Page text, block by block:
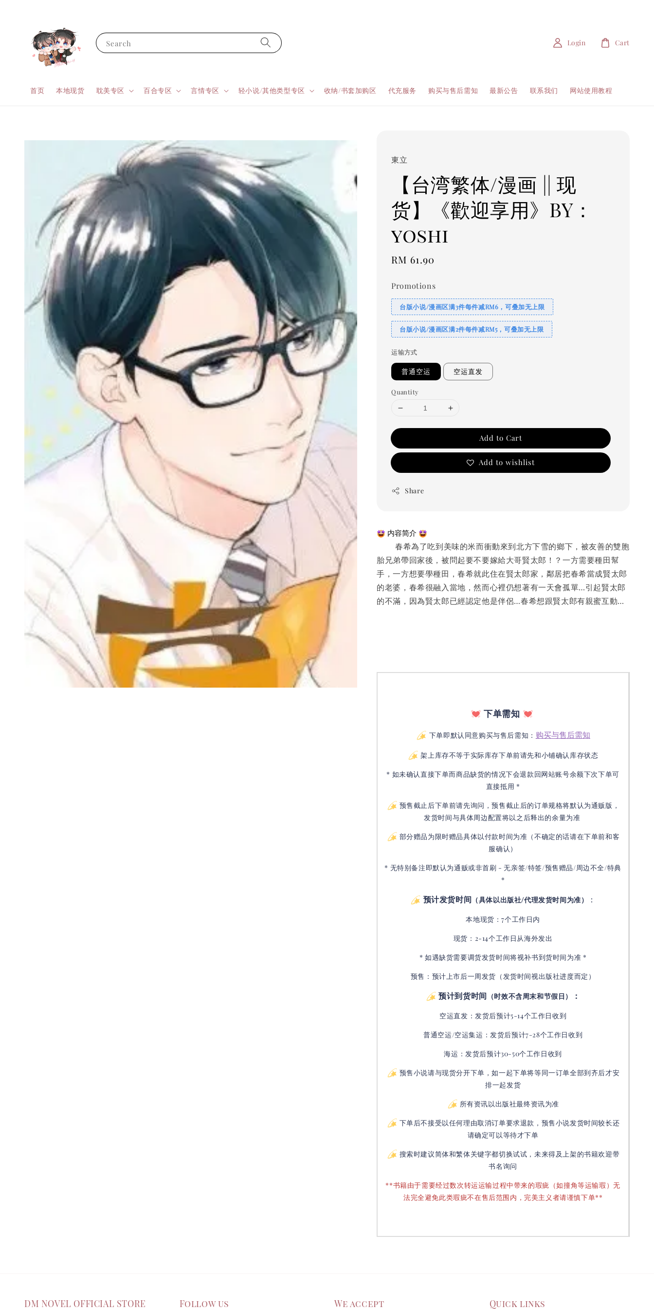
Search
首页 本地现货 耽美专区 百合专区 言情专区 轻小说/其他类型专区 收纳/书套加购区 代充服务 购买与售后需知 最新公告 联系我们 网站使用教程
Login Cart
東立
【台湾繁体/漫画 || 现
货】《歡迎享用》BY：
yoshi
Regular
RM 61.90
Promotions
台版小说/漫画区满3件每件减RM6，可叠加无上限
台版小说/漫画区满2件每件减RM5，可叠加无上限
运输方式
普通空运 空运直发
Quantity
Add to Cart
Add to wishlist
Share
内容简介
春希為了吃到美味的米而衝動來到北方下雪的鄉下，被友善的雙胞
胎兄弟帶回家後，被問起要不要嫁給大哥賢太郎！？一方需要種田幫
手，一方想要學種田，春希就此住在賢太郎家，鄰居把春希當成賢太郎
的老婆，春希很融入當地，然而心裡仍想著有一天會孤單…引起賢太郎
的不滿，因為賢太郎已經認定他是伴侶…春希想跟賢太郎有親蜜互動…
下单需知
下单即默认同意购买与售后需知： 购买与售后需知
架上库存不等于实际库存下单前请先和小铺确认库存状态
* 如未确认直接下单而商品缺货的情况下会退款回网站账号余额下次下单可
直接抵用 *
预售截止后下单前请先询问，预售截止后的订单规格将默认为通贩版，
发货时间与具体周边配置将以之后释出的余量为准
部分赠品为限时赠品具体以付款时间为准（不确定的话请在下单前和客
服确认）
* 无特别备注即默认为通贩或非首刷 - 无亲签/特签/预售赠品/周边不全/特典
*
预计发货时间 （具体以出版社/代理发货时间为准） ：
本地现货：7个工作日内
现货：2-14个工作日从海外发出
* 如遇缺货需要调货发货时间将视补书到货时间为准 *
预售：预计上市后一周发货（发货时间视出版社进度而定 ）
预计到货时间 （时效不含周末和节假日） ：
空运直发：发货后预计5-14个工作日收到
普通空运/空运集运：发货后预计7-28个工作日收到
海运：发货后预计30-50个工作日收到
预售小说请与现货分开下单，如一起下单将等同一订单全部到齐后才安
排一起发货
所有资讯以出版社最终资讯为准
下单后不接受以任何理由取消订单要求退款，预售小说发货时间较长还
请确定可以等待才下单
搜索时建议简体和繁体关键字都切换试试，未来得及上架的书籍欢迎带
书名询问
**书籍由于需要经过数次转运运输过程中带来的瑕疵（如撞角等运输瑕）无
法完全避免此类瑕疵不在售后范围内，完美主义者请谨慎下单**
DM NOVEL OFFICIAL STORE Follow us We accept Quick links